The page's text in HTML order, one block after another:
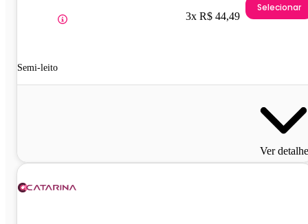
Semi-leito
3x R$ 44,49
Selecionar
Ver